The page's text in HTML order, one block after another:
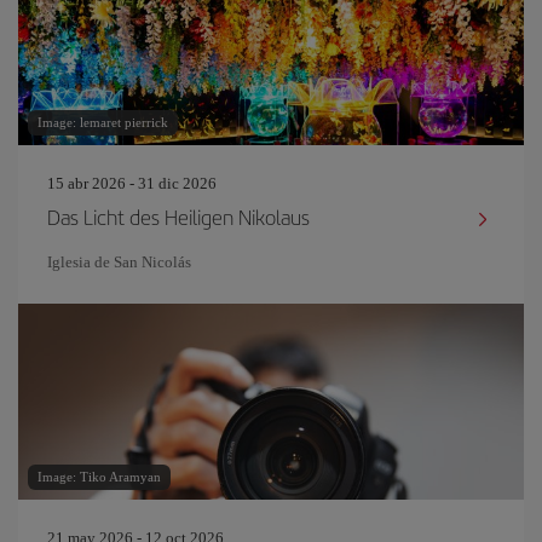
Image: lemaret pierrick
15 abr 2026 - 31 dic 2026
Das Licht des Heiligen Nikolaus
Iglesia de San Nicolás
Image: Tiko Aramyan
21 may 2026 - 12 oct 2026